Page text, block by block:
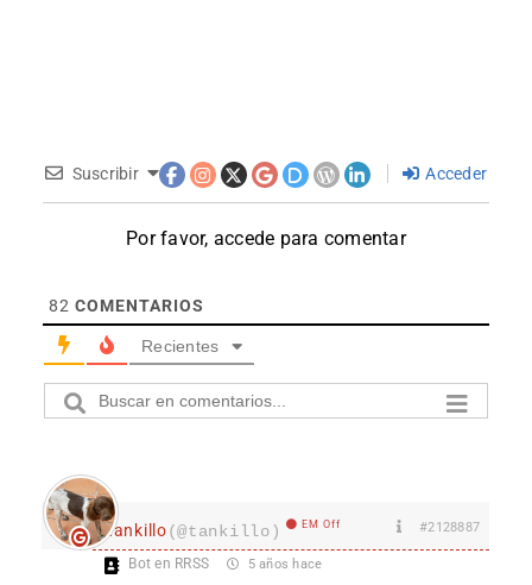
Suscribir Acceder
Por favor, accede para comentar
82 COMENTARIOS
Recientes
tankillo(@tankillo) EM Off #2128887
Bot en RRSS 5 años hace